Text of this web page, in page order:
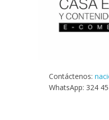
Contáctenos:
WhatsApp: 324